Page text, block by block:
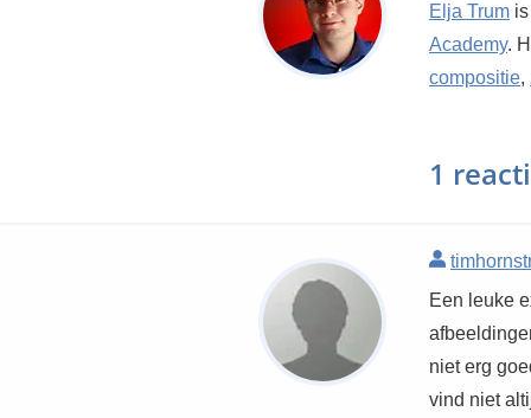
Elja Trum
Academy.
compositie,
1
Een leuke
niet erg
vind niet